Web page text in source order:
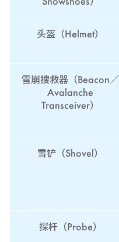
头盔（Helmet）
雪崩搜救器（Beacon／
Avalanche
Transceiver）
雪铲（Shovel）
探杆（Probe）